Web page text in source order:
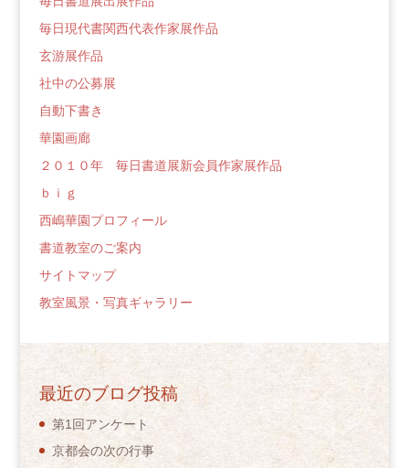
毎日現代書関西代表作家展作品
玄游展作品
社中の公募展
自動下書き
華園画廊
２０１０年 毎日書道展新会員作家展作品
ｂｉｇ
西嶋華園プロフィール
書道教室のご案内
サイトマップ
教室風景・写真ギャラリー
最近のブログ投稿
第1回アンケート
京都会の次の行事